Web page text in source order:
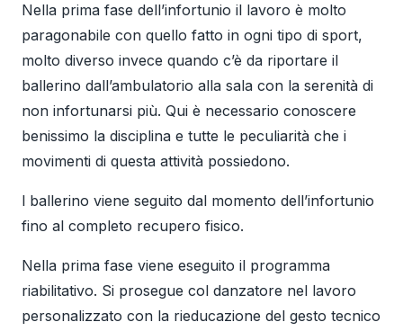
Nella prima fase dell’infortunio il lavoro è molto
paragonabile con quello fatto in ogni tipo di sport,
molto diverso invece quando c’è da riportare il
ballerino dall’ambulatorio alla sala con la serenità di
non infortunarsi più. Qui è necessario conoscere
benissimo la disciplina e tutte le peculiarità che i
movimenti di questa attività possiedono.
l ballerino viene seguito dal momento dell’infortunio
fino al completo recupero fisico.
Nella prima fase viene eseguito il programma
riabilitativo. Si prosegue col danzatore nel lavoro
personalizzato con la rieducazione del gesto tecnico